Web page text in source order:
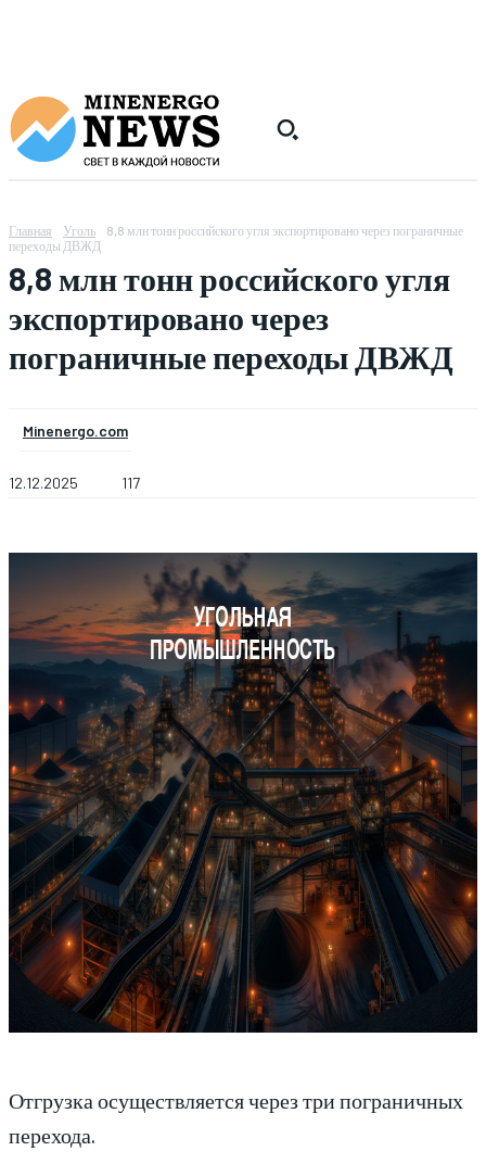
Главная Уголь
8,8 млн тонн российского угля экспортировано через пограничные
переходы ДВЖД
8,8 млн тонн российского угля
экспортировано через
пограничные переходы ДВЖД
Minenergo.com
12.12.2025 117
Отгрузка осуществляется через три пограничных
перехода.